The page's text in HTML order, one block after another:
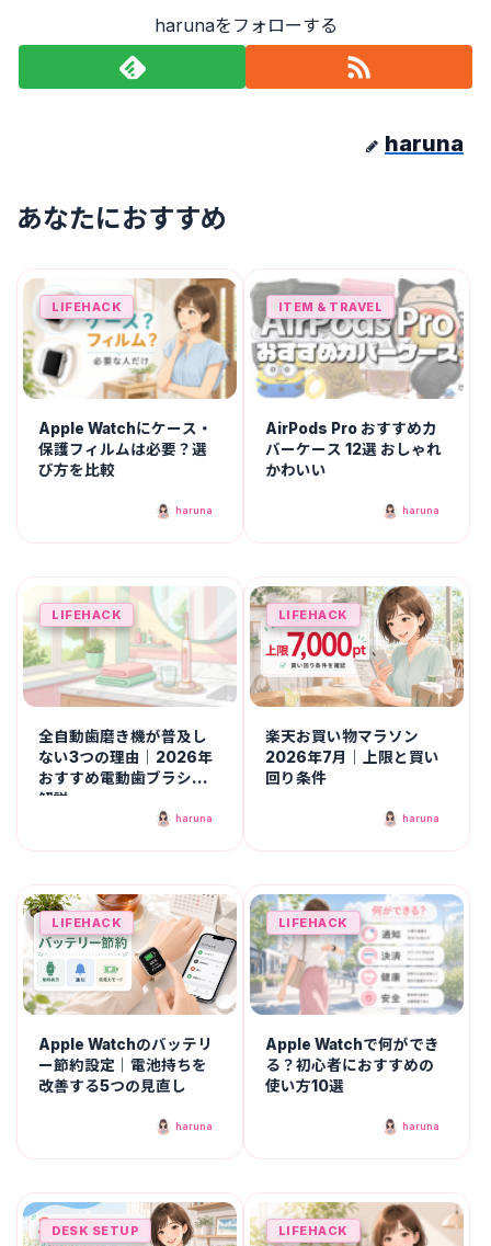
harunaをフォローする
haruna
あなたにおすすめ
LIFEHACK
Apple Watchにケース・
保護フィルムは必要？選
び方を比較
haruna
ITEM & TRAVEL
AirPods Pro おすすめカ
バーケース 12選 おしゃれ
かわいい
haruna
LIFEHACK
全自動歯磨き機が普及し
ない3つの理由｜2026年
おすすめ電動歯ブラシも
解説
haruna
LIFEHACK
楽天お買い物マラソン
2026年7月｜上限と買い
回り条件
haruna
LIFEHACK
Apple Watchのバッテリ
ー節約設定｜電池持ちを
改善する5つの見直し
haruna
LIFEHACK
Apple Watchで何ができ
る？初心者におすすめの
使い方10選
haruna
DESK SETUP LIFEHACK